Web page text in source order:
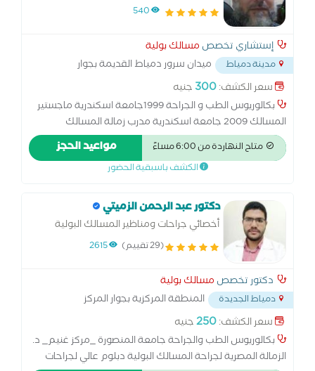
540
إستشاري تخصص مسالك بولية
مدينة دمياط
ميدان سرور دمياط القديمة بجوار
حلويات شريف الزينى... سعر الكشف:300 جنيه
بكالوريوس الطب و الجراحة 1999جامعة اسكندرية ماجستير
المسالك 2009 جامعة اسكندرية مدرب زمالة المسالك
بمستشفى دمياط العام و م. دمياط التخصصي الأعصر خبرة 25
علما فى تخصص المسالك
متاح النهاردة من 6:00 مساءً مواعيد الحجز
الكشف باسبقية الحضور
دكتور عبد الرحمن الزميتي
أخصائي جراحات ومناظير المسالك البولية
(29 تقييم) 2615
دكتور تخصص مسالك بولية
دمياط الجديدة
المنطقة المركزية بجوار المركز
الإسلامي ...
سعر الكشف:250جنيه
بكالوريوس الطب والجراحة جامعة المنصورة _مركز غنيم_ د.
الزمالة المصرية لجراحة المسالك البولية دبلوم عالي لجراحات